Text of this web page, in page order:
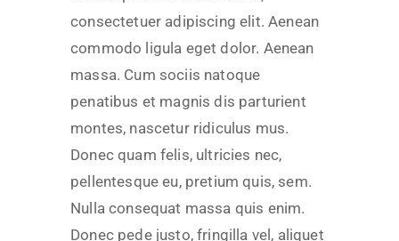
consectetuer adipiscing elit. Aenean
commodo ligula eget dolor. Aenean
massa. Cum sociis natoque
penatibus et magnis dis parturient
montes, nascetur ridiculus mus.
Donec quam felis, ultricies nec,
pellentesque eu, pretium quis, sem.
Nulla consequat massa quis enim.
Donec pede justo, fringilla vel, aliquet